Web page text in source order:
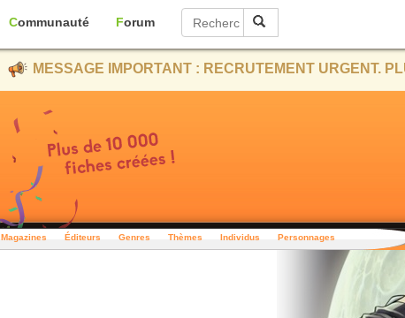
Communauté Forum
MESSAGE IMPORTANT : RECRUTEMENT URGENT.
Magazines Éditeurs Genres Thèmes Individus Personnages